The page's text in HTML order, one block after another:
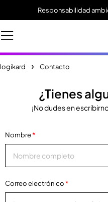
Responsabilidad
logikard Contacto
¿Tienes
¡No dudes en
Nombre*
Correo electrónico*